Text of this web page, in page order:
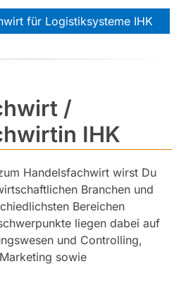
für Logistiksysteme IHK
/
IHK
Handelsfachwirt wirst Du
Branchen und
Bereichen
liegen dabei auf
und Controlling,
sowie